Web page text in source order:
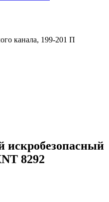
канала, 199-201 П
8292